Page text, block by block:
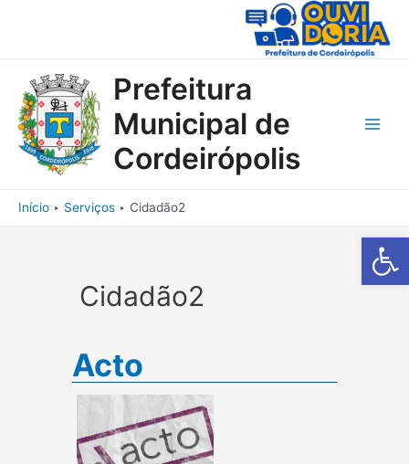
Barra de
Prefeitura
Municipal de
Cordeirópolis
Início Serviços Cidadão2
Cidadão2
Acto